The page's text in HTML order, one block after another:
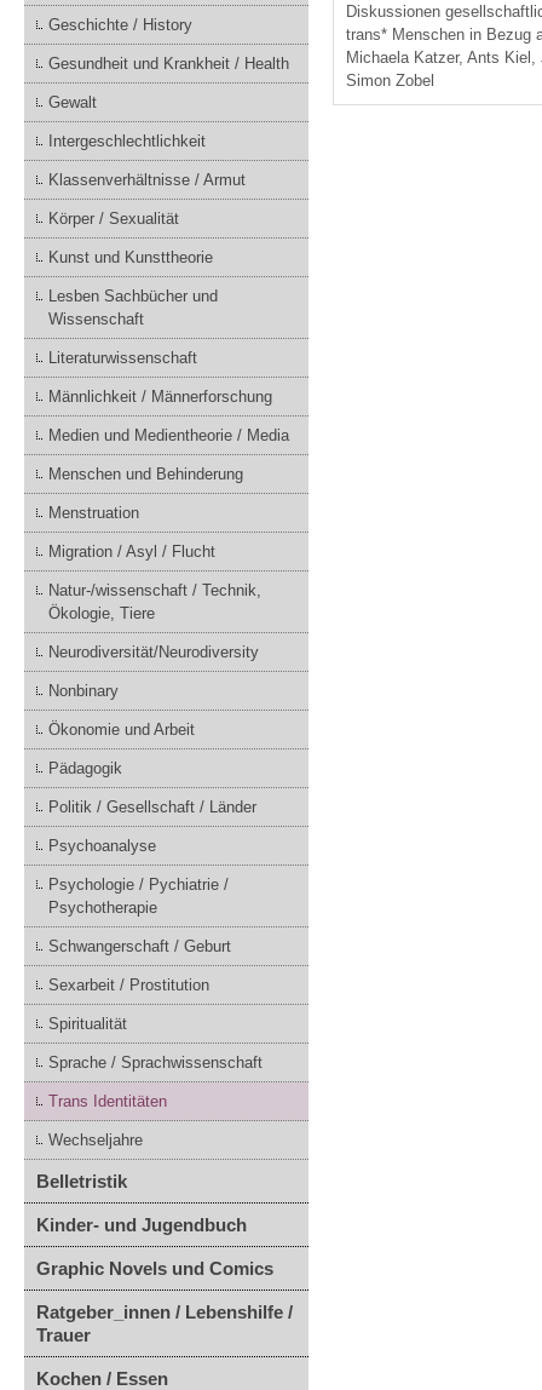
Geschichte / History
Gesundheit und Krankheit / Health
Gewalt
Intergeschlechtlichkeit
Klassenverhältnisse / Armut
Körper / Sexualität
Kunst und Kunsttheorie
Lesben Sachbücher und
Wissenschaft
Literaturwissenschaft
Männlichkeit / Männerforschung
Medien und Medientheorie / Media
Menschen und Behinderung
Menstruation
Migration / Asyl / Flucht
Natur-/wissenschaft / Technik,
Ökologie, Tiere
Neurodiversität/Neurodiversity
Nonbinary
Ökonomie und Arbeit
Pädagogik
Politik / Gesellschaft / Länder
Psychoanalyse
Psychologie / Pychiatrie /
Psychotherapie
Schwangerschaft / Geburt
Sexarbeit / Prostitution
Spiritualität
Sprache / Sprachwissenschaft
Trans Identitäten
Wechseljahre
Belletristik
Kinder- und Jugendbuch
Graphic Novels und Comics
Ratgeber_innen / Lebenshilfe /
Trauer
Kochen / Essen
Diskussionen
trans* Menschen in Bezug
Michaela Katzer, Ants
Simon Zobel